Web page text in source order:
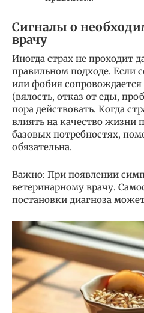
Сигналы о
врачу
Иногда страх не проходит
правильном подходе. Если
или фобия
(вялость, отказ от еды,
пора действовать. Когда
влиять на качество жизни
базовых потребностях,
обязательна.
Важно: При появлении
ветеринарному врачу.
постановки диагноза